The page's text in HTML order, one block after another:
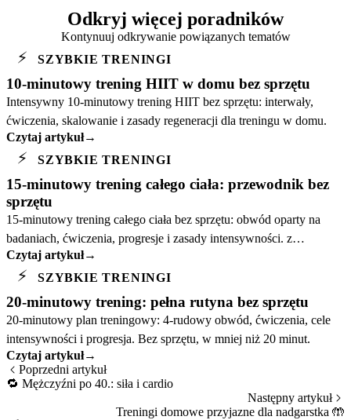
Odkryj więcej poradników
Kontynuuj odkrywanie powiązanych tematów
⚡ SZYBKIE TRENINGI
10-minutowy trening HIIT w domu bez sprzętu
Intensywny 10-minutowy trening HIIT bez sprzętu: interwały,
ćwiczenia, skalowanie i zasady regeneracji dla treningu w domu.
Czytaj artykuł→
⚡ SZYBKIE TRENINGI
15-minutowy trening całego ciała: przewodnik bez
sprzętu
15-minutowy trening całego ciała bez sprzętu: obwód oparty na
badaniach, ćwiczenia, progresje i zasady intensywności. z
praktycznym planem RazFit.
Czytaj artykuł→
⚡ SZYBKIE TRENINGI
20-minutowy trening: pełna rutyna bez sprzętu
20-minutowy plan treningowy: 4-rudowy obwód, ćwiczenia, cele
intensywności i progresja. Bez sprzętu, w mniej niż 20 minut.
Czytaj artykuł→
Poprzedni artykuł
🔁 Mężczyźni po 40.: siła i cardio
Następny artykuł
Treningi domowe przyjazne dla nadgarstka 🤲